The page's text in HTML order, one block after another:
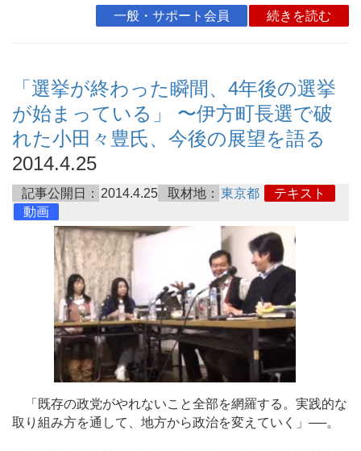
一般・サポート会員 続きを読む
「選挙が終わった瞬間、4年後の選挙
が始まっている」 〜伊方町長選で破
れた小田々豊氏、今後の展望を語る
2014.4.25
記事公開日： 2014.4.25 取材地： 東京都
テキスト
動画
「既存の政党がやれないこと全部を網羅する。実践的な
取り組み方を通して、地方から政治を変えていく」──。